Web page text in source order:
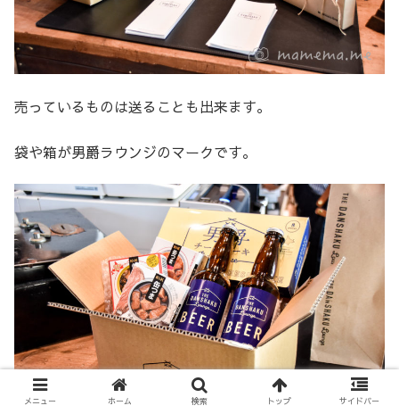
売っているものは送ることも出来ます。
袋や箱が男爵ラウンジのマークです。
メニュー ホーム 検索 トップ サイドバー